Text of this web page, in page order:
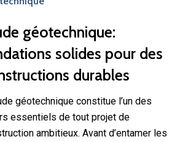
géotechnique:
solides pour des
durables
géotechnique constitue l’un des
essentiels de tout projet de
ambitieux. Avant d’entamer les